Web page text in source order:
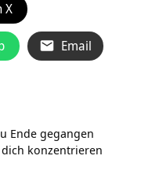
X
Email
Ende gegangen
konzentrieren